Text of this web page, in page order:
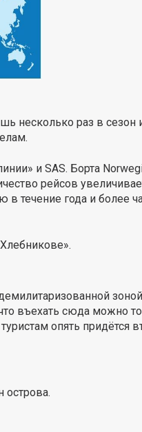
несколько раз в сезон
и SAS. Борта
рейсов
течение года и более
въехать сюда можно
опять придётся
острова.